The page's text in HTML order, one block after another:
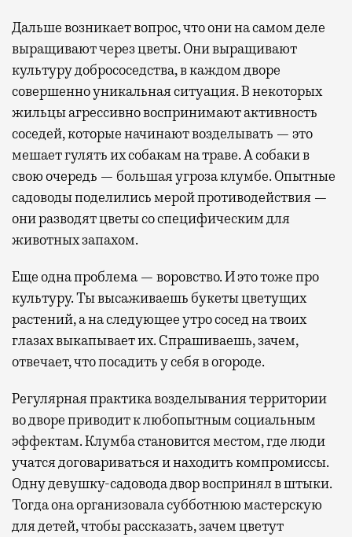
Дальше возникает вопрос, что они на самом деле
выращивают через цветы. Они выращивают
культуру добрососедства, в каждом дворе
совершенно уникальная ситуация. В некоторых
жильцы агрессивно воспринимают активность
соседей, которые начинают возделывать — это
мешает гулять их собакам на траве. А собаки в
свою очередь — большая угроза клумбе. Опытные
садоводы поделились мерой противодействия —
они разводят цветы со специфическим для
животных запахом.
Еще одна проблема — воровство. И это тоже про
культуру. Ты высаживаешь букеты цветущих
растений, а на следующее утро сосед на твоих
глазах выкапывает их. Спрашиваешь, зачем,
отвечает, что посадить у себя в огороде.
Регулярная практика возделывания территории
во дворе приводит к любопытным социальным
эффектам. Клумба становится местом, где люди
учатся договариваться и находить компромиссы.
Одну девушку-садовода двор воспринял в штыки.
Тогда она организовала субботнюю мастерскую
для детей, чтобы рассказать, зачем цветут